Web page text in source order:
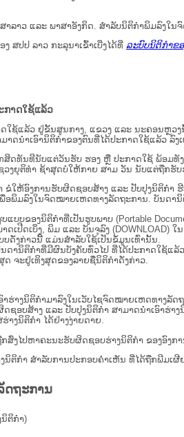
ລາວ ແລະ ພາສາອັງກິດ. ສໍາລັບນິຕິກຳພິມລົງໃ
ສປປ ລາວ ກະລຸນາເຂົ້າເບີ່ງໄດ້ທີ່ ລະບົບນິຕິກຳຂ
ກາດໃຊ້ແລ້ວ
ຊ້ແລ້ວ ຢູ່ຂັ້ນ​ສູນ​ກາງ, ແຂວງ ແລະ ນະຄອນຫຼ
ດນຳເອົານິຕິກຳຂອງຕົນທີ່ໄດ້ປະກາດໃຊ້ແລ້ວ ລົ
ດທັນທີນັບແຕ່ວັນຮັບ ຮອງ ຫຼື ປະກາດໃຊ້ ພ້ອມ
ງຍຸຕິທໍາ ຊ້າສຸດບໍ່ໃຫ້ກາຍ ສາມ ວັນ ນັບແຕ່ຖືກຮັບ
ຫ້ອົງ​ການ​ຮັບ​ຜິດ​ຊອບ​ສ້າງ ແລະ ປັບ​ປຸງນິ​ຕິ​ກຳ
ພິມລົງໃນຈົດໝາຍເຫດທາງລັດຖະການ. ບັນ​ດ
ບຂອງນິຕິກໍາທີ່ເປັນຮູບພາບ (Portable
ເປີດເບິ່ງ, ພິມ ແລະ ບັນຈຸລົງ
ດັ່ງກ່າວນີ້ ແມ່ນສຳລັບໃຊ້ເປັນຂໍ້ມູນເທົ່ານັ້ນ.
ານິຕິກຳທີ່ມີຜົນບັງຄັບທົ່ວໄປ ທີ່ໄດ້ປະກາດໃຊ້ແ
ຈະຢູ່ເທິງສຸດຂອງລາຍຊື່ນິຕິກໍາດັ່ງກ່າວ.
ຮ່າງນິຕິກຳມາລົງໃນ​ເວັບ​ໄຊຈົດໝາຍເຫດທາງ
ອບສ້າງ ແລະ ປັບປຸງນິຕິກໍາ ສາມາດນຳເອົາຮ່າ
າງນິຕິກຳ ໄດ້ຢ່າງງ່າຍດາຍ.
ງໄປຫາຄະນະຮັບຜິດຊອບຮ່າງນິຕິກຳ ຂອງອົງກາ
ນິຕິກໍາ ສໍາລັບການປະກອບຄຳເຫັນ ທີ່ໄດ້ຖືກພີມເ
ດຖະການ
ຕິກໍາ)